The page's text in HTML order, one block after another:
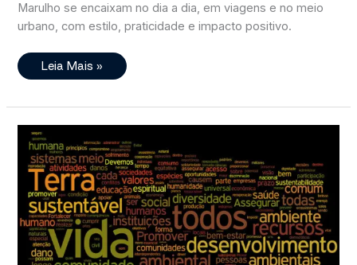
Marulho se encaixam no dia a dia, em viagens e no meio
urbano, com estilo, praticidade e impacto positivo.
Cotidiano
Com
(e
Leia Mais »